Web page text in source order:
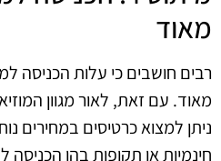
מאוד
רבים חושבים כי עלות הכניסה
מאוד. עם זאת, לאור מגוון
ניתן למצוא כרטיסים במחירים
חינמיות או תקופות בהן